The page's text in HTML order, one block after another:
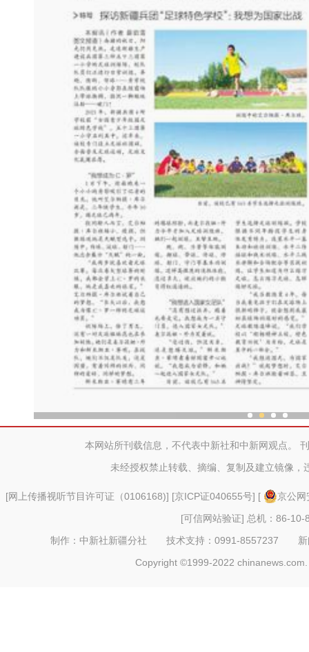
本网站所刊载信息，不代表中新社和中新网观点。
未经授权禁止转载、摘编、复制及建立镜像，
[网上传播视听节目许可证（0106168)] [京ICP证040655号] [
京公
[可信网站验证] 总机：86-10-
制作：中新社新疆分社 技术支持：0991-8557237
Copyright ©1999-2022